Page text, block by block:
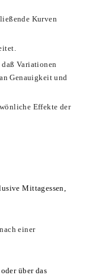
Kurven
Variationen
Genauigkeit und
Effekte der
Mittagessen,
einer
über das